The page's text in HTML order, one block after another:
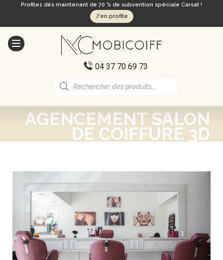
Profitez dès maintenant de 70 % de subvention spéciale Carsat !
J'en profite
04 37 70 69 73
Recherche
de
AGENCEMENT SALON
DE COIFFURE 3D